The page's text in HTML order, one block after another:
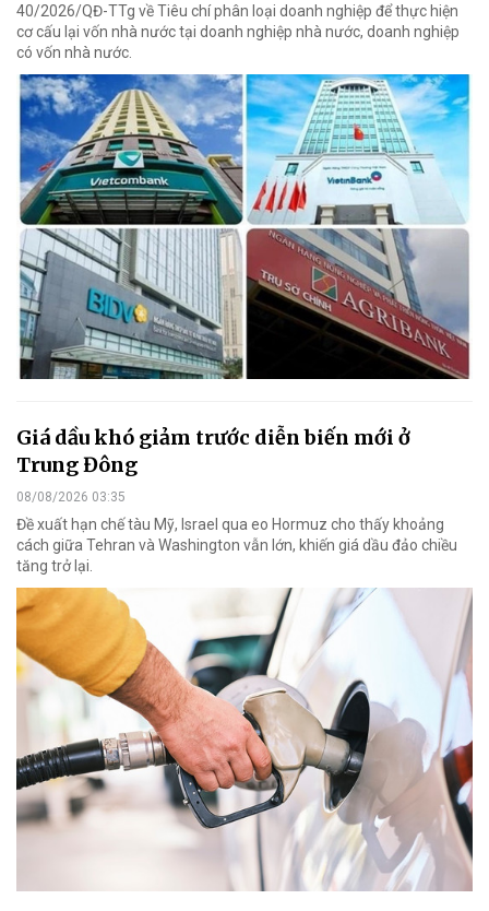
40/2026/QĐ-TTg về Tiêu chí phân loại doanh nghiệp để thực hiện
cơ cấu lại vốn nhà nước tại doanh nghiệp nhà nước, doanh nghiệp
có vốn nhà nước.
Giá dầu khó giảm trước diễn biến mới ở
Trung Đông
08/08/2026 03:35
Đề xuất hạn chế tàu Mỹ, Israel qua eo Hormuz cho thấy khoảng
cách giữa Tehran và Washington vẫn lớn, khiến giá dầu đảo chiều
tăng trở lại.